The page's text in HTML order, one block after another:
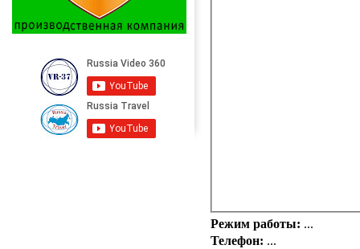
Режим работы: ...
Телефон: ...